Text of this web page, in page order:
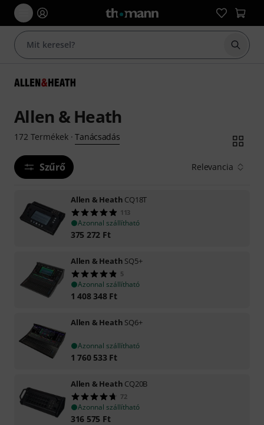
Allen & Heath
172 Termékek· Tanácsadás
Szűrő Relevancia
Allen & Heath CQ18T
113
Azonnal szállítható
375 272 Ft
Allen & Heath SQ5+
5
Azonnal szállítható
1 408 348 Ft
Allen & Heath SQ6+
Azonnal szállítható
1 760 533 Ft
Allen & Heath CQ20B
72
Azonnal szállítható
316 575 Ft